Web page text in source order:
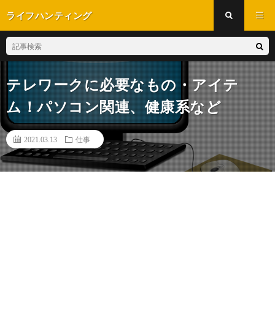
ライフハンティング
テレワークに必要なもの・アイテ
ム！パソコン関連、健康系など
2021.03.13 仕事